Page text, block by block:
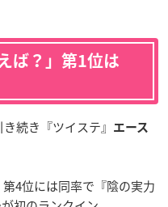
ば？」第1位は
続き『ツイステ』 エース
4位には同率で『陰の実力